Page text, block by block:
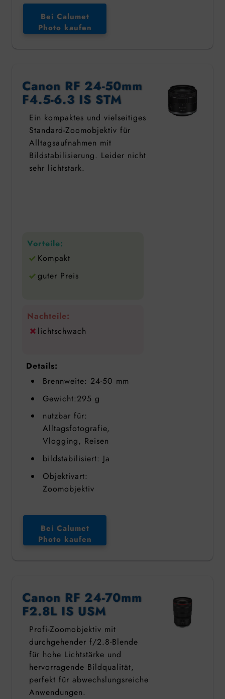
Bei Calumet
Photo kaufen
Canon RF 24-50mm
F4.5-6.3 IS STM
Ein kompaktes und vielseitiges
Standard-Zoomobjektiv für
Alltagsaufnahmen mit
Bildstabilisierung. Leider nicht
sehr lichtstark.
Vorteile:
Kompakt
guter Preis
Nachteile:
lichtschwach
Details:
Brennweite: 24-50 mm
Gewicht:295 g
nutzbar für:
Alltagsfotografie,
Vlogging, Reisen
bildstabilisiert: Ja
Objektivart:
Zoomobjektiv
Bei Calumet
Photo kaufen
Canon RF 24-70mm
F2.8L IS USM
Profi-Zoomobjektiv mit
durchgehender f/2.8-Blende
für hohe Lichtstärke und
hervorragende Bildqualität,
perfekt für abwechslungsreiche
Anwendungen.